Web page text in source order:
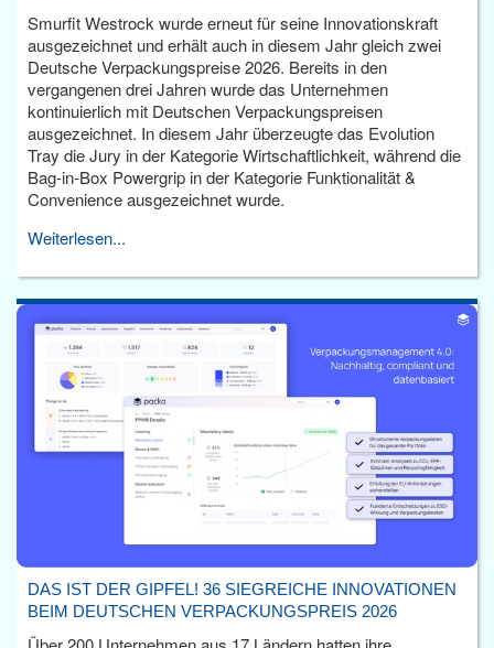
Smurfit Westrock wurde erneut für seine Innovationskraft
ausgezeichnet und erhält auch in diesem Jahr gleich zwei
Deutsche Verpackungspreise 2026. Bereits in den
vergangenen drei Jahren wurde das Unternehmen
kontinuierlich mit Deutschen Verpackungspreisen
ausgezeichnet. In diesem Jahr überzeugte das Evolution
Tray die Jury in der Kategorie Wirtschaftlichkeit, während die
Bag-in-Box Powergrip in der Kategorie Funktionalität &
Convenience ausgezeichnet wurde.
Weiterlesen...
DAS IST DER GIPFEL! 36 SIEGREICHE INNOVATIONEN
BEIM DEUTSCHEN VERPACKUNGSPREIS 2026